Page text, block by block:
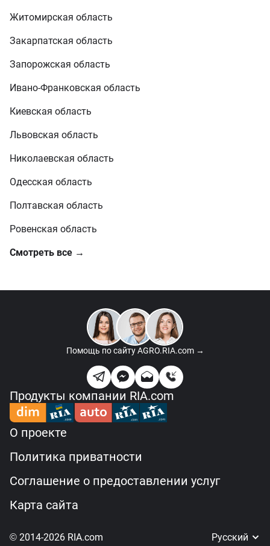
Житомирская область
Закарпатская область
Запорожская область
Ивано-Франковская область
Киевская область
Львовская область
Николаевская область
Одесская область
Полтавская область
Ровенская область
Смотреть все →
Помощь по сайтуAGRO.RIA.com →
Продукты компании RIA.com
О проекте
Политика приватности
Соглашение о предоставлении услуг
Карта сайта
© 2014-2026 RIA.com Русский